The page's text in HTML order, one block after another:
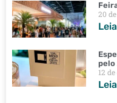
20
pelo
12